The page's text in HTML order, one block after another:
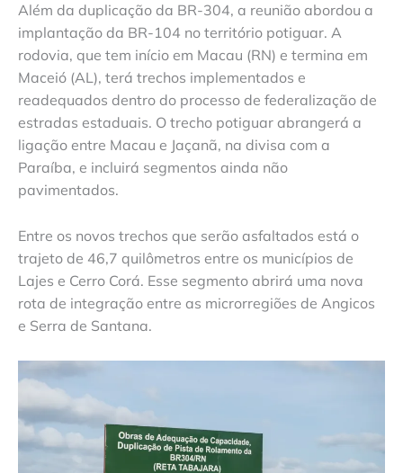
Além da duplicação da BR-304, a reunião abordou a
implantação da BR-104 no território potiguar. A
rodovia, que tem início em Macau (RN) e termina em
Maceió (AL), terá trechos implementados e
readequados dentro do processo de federalização de
estradas estaduais. O trecho potiguar abrangerá a
ligação entre Macau e Jaçanã, na divisa com a
Paraíba, e incluirá segmentos ainda não
pavimentados.
Entre os novos trechos que serão asfaltados está o
trajeto de 46,7 quilômetros entre os municípios de
Lajes e Cerro Corá. Esse segmento abrirá uma nova
rota de integração entre as microrregiões de Angicos
e Serra de Santana.